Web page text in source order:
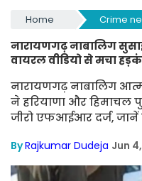
Home Crime
नारायणगढ़ नाबालिग
वायरल वीडियो से मचा
नारायणगढ़ नाबालिग
ने हरियाणा और हिमाचल
जीरो एफआईआर दर्ज, जानें
ByRajkumar Dudeja Jun